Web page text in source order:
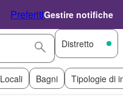
PreferitiGestire notifiche
Distretto
Locali Bagni Tipologie di